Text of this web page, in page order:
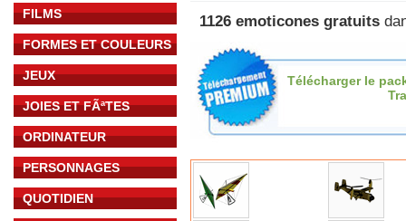
FILMS
FORMES ET COULEURS
JEUX
JOIES ET FÃªTES
ORDINATEUR
PERSONNAGES
QUOTIDIEN
1126 emoticones gratuits
Télécharger le